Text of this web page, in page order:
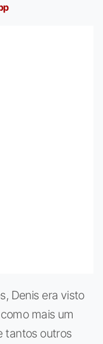
Denis era visto
mais um
tantos outros